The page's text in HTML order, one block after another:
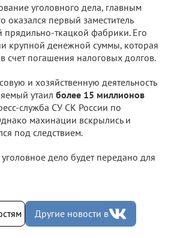
уголовного дела, главным
оказался первый заместитель
прядильно-ткацкой фабрики. Его
крупной денежной суммы, которая
счет погашения налоговых долгов.
и хозяйственную деятельность
утаил более 15 миллионов
служба СУ СК России по
махинации вскрылись и
под следствием.
дело будет передано для
Другие новости в